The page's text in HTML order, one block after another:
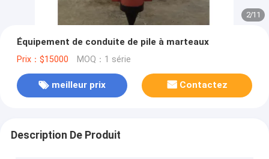
2/11
Équipement de conduite de pile à marteaux
Prix：$15000 MOQ：1 série
meilleur prix Contactez
Description De Produit